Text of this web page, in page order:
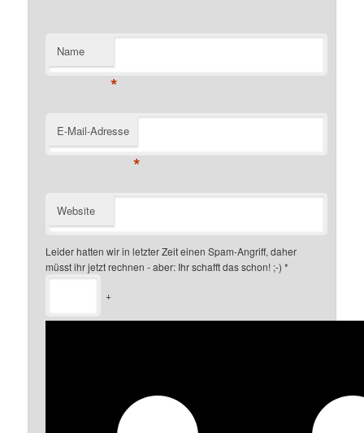
Name
*
E-Mail-Adresse
*
Website
Leider hatten wir in letzter Zeit einen Spam-Angriff, daher
müsst ihr jetzt rechnen - aber: Ihr schafft das schon! ;-) *
+